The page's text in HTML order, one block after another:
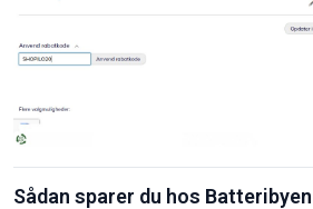
Sådan sparer du hos Batteribyen